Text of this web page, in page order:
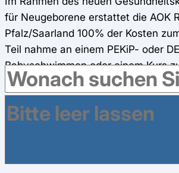
für Neugeborene erstattet die AOK
Pfalz/Saarland 100% der Kosten
Teil nahme an einem PEKiP- oder
Babyschwimmen oder einem Kurs
bis zu 200 Euro. (Ab 01.01.2025)
AOK Bonusprogramm // Über400 €